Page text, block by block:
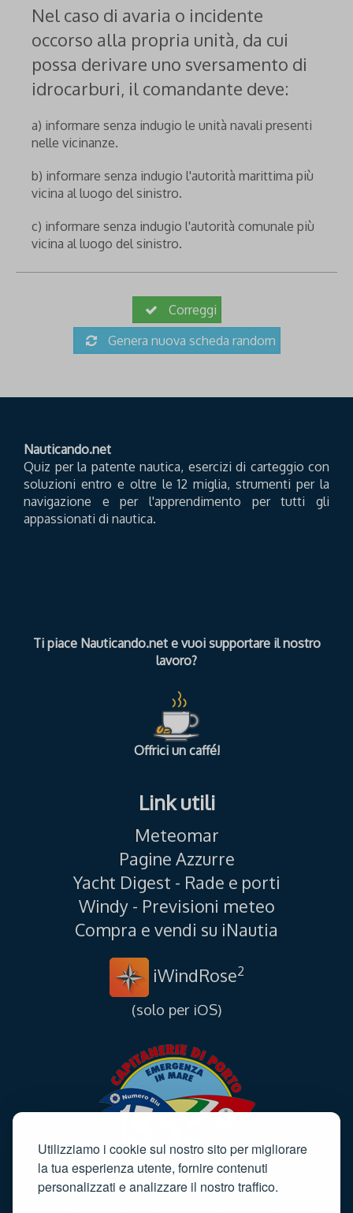
Utilizziamo i cookie sul nostro sito per migliorare
la tua esperienza utente, fornire contenuti
personalizzati e analizzare il nostro traffico.
Nel caso di avaria o incidente
occorso alla propria unità, da cui
possa derivare uno sversamento di
idrocarburi, il comandante deve:
a) informare senza indugio le unità navali presenti
nelle vicinanze.
b) informare senza indugio l'autorità marittima più
vicina al luogo del sinistro.
c) informare senza indugio l'autorità comunale più
vicina al luogo del sinistro.
Correggi
Genera nuova scheda random
Nauticando.net
Quiz per la patente nautica, esercizi di carteggio con
soluzioni entro e oltre le 12 miglia, strumenti per la
navigazione e per l'apprendimento per tutti gli
appassionati di nautica.
Ti piace Nauticando.net e vuoi supportare il nostro
lavoro?
Offrici un caffé!
Link utili
Meteomar
Pagine Azzurre
Yacht Digest - Rade e porti
Windy - Previsioni meteo
Compra e vendi su iNautia
iWindRose2
(solo per iOS)